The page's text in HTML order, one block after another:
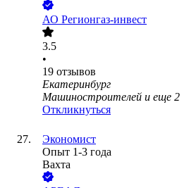
АО Регионгаз-инвест
3.5
•
19 отзывов
Екатеринбург
Машиностроителей и еще 2
Откликнуться
Экономист
Опыт 1-3 года
Вахта